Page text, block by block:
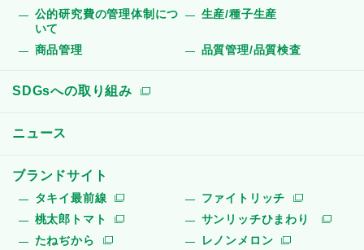
公的研究費の管理体制につ
いて
生産/種子生産
商品管理 品質管理/品質検査
SDGsへの取り組み
ニュース
ブランドサイト
タキイ最前線
ファイトリッチ
桃太郎トマト
サンリッチひまわり
たねぢから
レノンメロン